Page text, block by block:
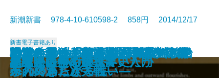
本当に偉いのか―あまのじゃく偉
人伝―
歴史問題の正解
格差と序列の日本史
戦国夜話
日本を愛した植民地―南洋パラオ
の真実―
ケンブリッジ数学史探偵
戦犯を救え―BC級「横浜裁判」秘
録―
俺の日本史
戦国武将の明暗
将軍と側近―室鳩巣の手紙を読む
―
新潮新書 978-4-10-610598-2 858円 2014/12/17
新書電子書籍あり
1949年の大東亜共栄圏―自主防衛
への終わらざる戦い―
戦犯の孫―「日本人」はいかに裁
かれてきたか―
明治めちゃくちゃ物語 維新の後始
末
史論の復権
歴史をつかむ技法
縄文人に学ぶ
日本人のための世界史入門
卑弥呼は何を食べていたか
「忠臣蔵」の決算書
二世兵士 激戦の記録―日系アメリ
カ人の第二次大戦―